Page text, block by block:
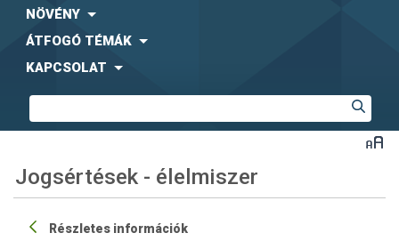
NÖVÉNY
ÁTFOGÓ TÉMÁK
KAPCSOLAT
Jogsértések - élelmiszer
Részletes információk